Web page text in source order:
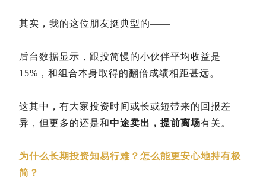
其实，我的这位朋友挺典型的——
后台数据显示，跟投简慢的小伙伴平均收益是
15%，和组合本身取得的翻倍成绩相距甚远。
这其中，有大家投资时间或长或短带来的回报差
异，但更多的还是和中途卖出，提前离场有关。
为什么长期投资知易行难？怎么能更安心地持有极
简？